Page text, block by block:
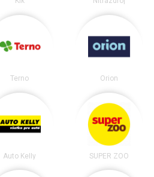
Terno Orion
Auto Kelly SUPER ZOO